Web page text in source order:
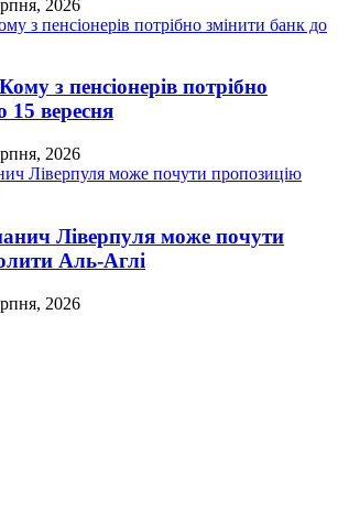
2026
з пенсіонерів потрібно
15 вересня
2026
Ліверпуля може почути
Аль-Аглі
2026